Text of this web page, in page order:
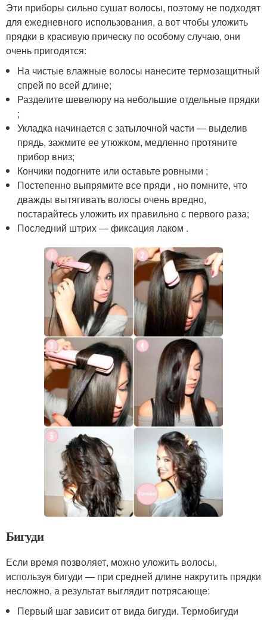
Эти приборы сильно сушат волосы, поэтому не подходят
для ежедневного использования, а вот чтобы уложить
прядки в красивую прическу по особому случаю, они
очень пригодятся:
На чистые влажные волосы нанесите термозащитный
спрей по всей длине;
Разделите шевелюру на небольшие отдельные прядки
;
Укладка начинается с затылочной части — выделив
прядь, зажмите ее утюжком, медленно протяните
прибор вниз;
Кончики подогните или оставьте ровными ;
Постепенно выпрямите все пряди , но помните, что
дважды вытягивать волосы очень вредно,
постарайтесь уложить их правильно с первого раза;
Последний штрих — фиксация лаком .
Бигуди
Если время позволяет, можно уложить волосы,
используя бигуди — при средней длине накрутить прядки
несложно, а результат выглядит потрясающе:
Первый шаг зависит от вида бигуди. Термобигуди